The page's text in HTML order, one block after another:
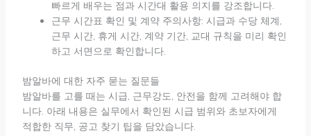
빠르게 배우는 점과 시간대 활용 의지를 강조합니다.
근무 시간표 확인 및 계약 주의사항: 시급과 수당 체계,
근무 시간, 휴게 시간, 계약 기간, 교대 규칙을 미리 확인
하고 서면으로 확인합니다.
밤알바에 대한 자주 묻는 질문들
밤알바를 고를 때는 시급, 근무강도, 안전을 함께 고려해야 합
니다. 아래 내용은 실무에서 확인된 시급 범위와 초보자에게
적합한 직무, 공고 찾기 팁을 담았습니다.